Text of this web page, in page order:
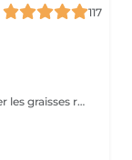
117
Ce palper rouler mécanique permet d'éliminer les graisses résistantes à l'exercice physique et aux régimes grâce à la technologie Lipomassage. En bref il permet de : DESTOCKER, RAFFERMIR, RESCULPTER, LISSER